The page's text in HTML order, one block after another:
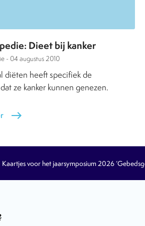
Dieet bij kanker
- 04 augustus 2010
diëten heeft specifiek de
ze kanker kunnen genezen.
east
Kaartjes voor het jaarsymposium 2026